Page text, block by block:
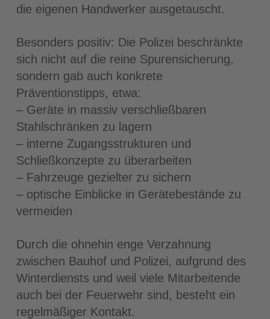
die eigenen Handwerker ausgetauscht.
Besonders positiv: Die Polizei beschränkte
sich nicht auf die reine Spurensicherung,
sondern gab auch konkrete
Präventionstipps, etwa:
– Geräte in massiv verschließbaren
Stahlschränken zu lagern
– interne Zugangsstrukturen und
Schließkonzepte zu überarbeiten
– Fahrzeuge gezielter zu sichern
– optische Einblicke in Gerätebestände zu
vermeiden
Durch die ohnehin enge Verzahnung
zwischen Bauhof und Polizei, aufgrund des
Winterdiensts und weil viele Mitarbeitende
auch bei der Feuerwehr sind, besteht ein
regelmäßiger Kontakt.